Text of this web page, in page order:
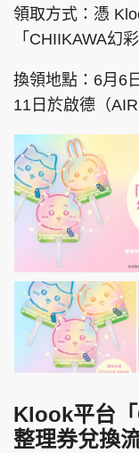
關於我們
隱私政策聲明
Copyright © 東
領取方式：憑
「CHIIKAWA幻
換領地點：6月6
11日於啟德（
Klook平台「
整理券兌換